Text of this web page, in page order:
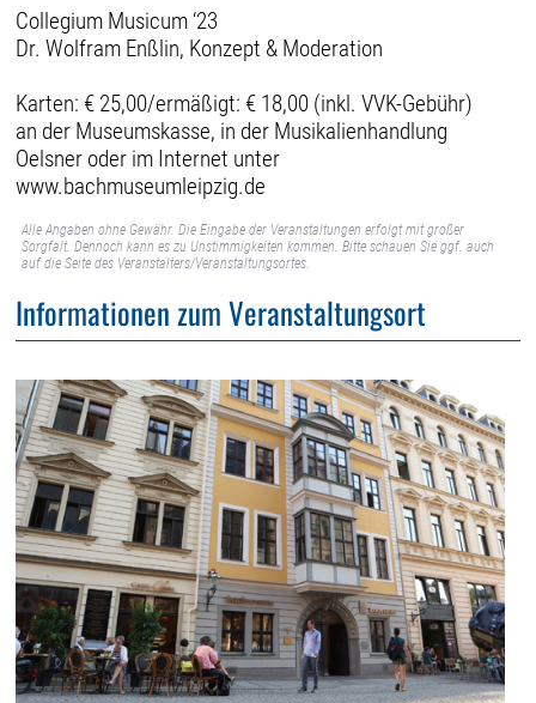
Collegium Musicum ‘23
Dr. Wolfram Enßlin, Konzept & Moderation
Karten: € 25,00/ermäßigt: € 18,00 (inkl. VVK-Gebühr)
an der Museumskasse, in der Musikalienhandlung
Oelsner oder im Internet unter
www.bachmuseumleipzig.de
Alle Angaben ohne Gewähr. Die Eingabe der Veranstaltungen erfolgt mit großer
Sorgfalt. Dennoch kann es zu Unstimmigkeiten kommen. Bitte schauen Sie ggf. auch
auf die Seite des Veranstalters/Veranstaltungsortes.
Informationen zum Veranstaltungsort